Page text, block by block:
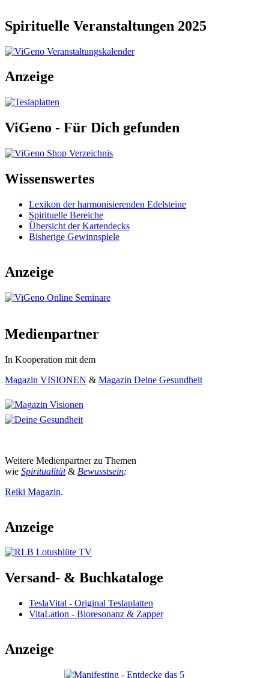
Spirituelle Veranstaltungen 2025
Anzeige
ViGeno - Für Dich gefunden
Wissenswertes
Lexikon der harmonisierenden Edelsteine
Spirituelle Bereiche
Übersicht der Kartendecks
Bisherige Gewinnspiele
Anzeige
Medienpartner
In Kooperation mit dem
Magazin VISIONEN & Magazin Deine Gesundheit
Weitere Medienpartner zu Themen
wie Spiritualität& Bewusstsein:
Reiki Magazin.
Anzeige
Versand- & Buchkataloge
TeslaVital - Original Teslaplatten
VitaLation - Bioresonanz & Zapper
Anzeige